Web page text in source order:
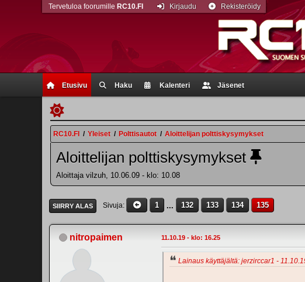
Etusivu Haku Kalenteri Jäsenet
Tervetuloa foorumille RC10.FI Kirjaudu Rekisteröidy
RC10.FI / Yleiset / Polttisautot / Aloittelijan polttiskysymykset
Aloittelijan polttiskysymykset
Aloittaja vilzuh, 10.06.09 - klo: 10.08
SIIRRY ALAS Sivuja 1 ... 132 133 134 135
nitropaimen 11.10.19 - klo: 16.25
Lainaus käyttäjältä: jerzirccar1 -